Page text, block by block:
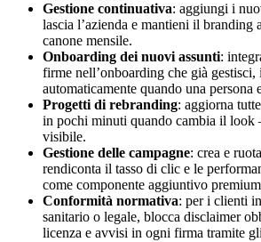
Gestione continuativa: aggiungi i
lascia l’azienda e mantieni il branding
canone mensile.
Onboarding dei nuovi assunti:
firme nell’onboarding che già gestisci,
automaticamente quando una persona
Progetti di rebranding: aggiorna
in pochi minuti quando cambia il
visibile.
Gestione delle campagne: crea e
rendiconta il tasso di clic e le
come componente aggiuntivo
Conformità normativa: per i clienti
sanitario o legale, blocca disclaimer
licenza e avvisi in ogni firma tramite